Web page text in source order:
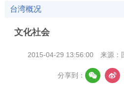
台湾概况
文化社会
2015-04-29 13:56:00 来源：
分享到：